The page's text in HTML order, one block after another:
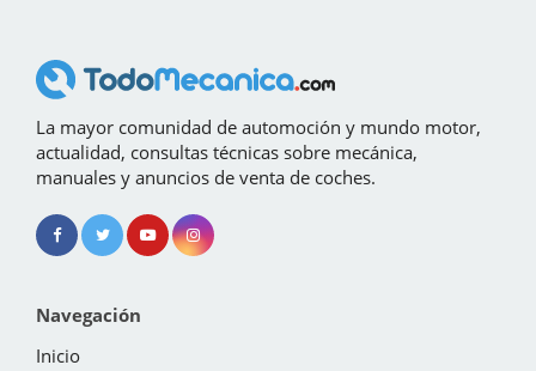
La mayor comunidad de automoción y mundo motor,
actualidad, consultas técnicas sobre mecánica,
manuales y anuncios de venta de coches.
Navegación
Inicio